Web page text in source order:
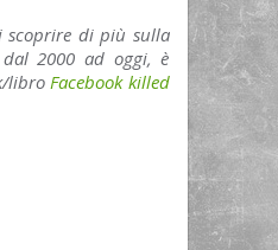
scoprire di più sulla
2000 ad oggi, è
libro Facebook killed